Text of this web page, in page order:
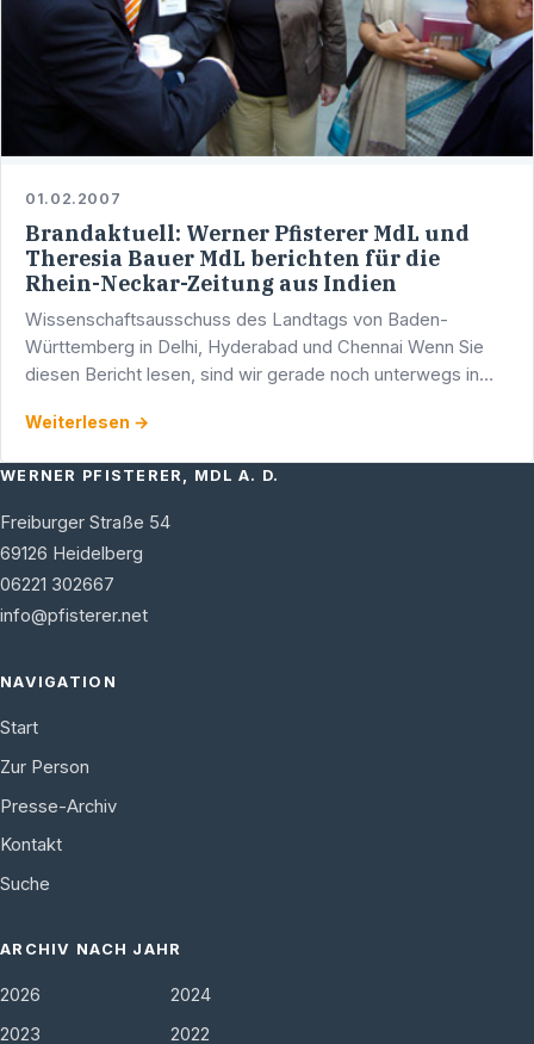
01.02.2007
Brandaktuell: Werner Pfisterer MdL und
Theresia Bauer MdL berichten für die
Rhein-Neckar-Zeitung aus Indien
Wissenschaftsausschuss des Landtags von Baden-
Württemberg in Delhi, Hyderabad und Chennai Wenn Sie
diesen Bericht lesen, sind wir gerade noch unterwegs in
Weiterlesen →
WERNER PFISTERER, MDL A. D.
Freiburger Straße 54
69126 Heidelberg
06221 302667
info@pfisterer.net
NAVIGATION
Start
Zur Person
Presse-Archiv
Kontakt
Suche
ARCHIV NACH JAHR
2026
2024
2023
2022